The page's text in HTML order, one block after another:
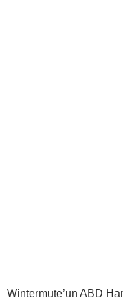
Wintermute’un ABD